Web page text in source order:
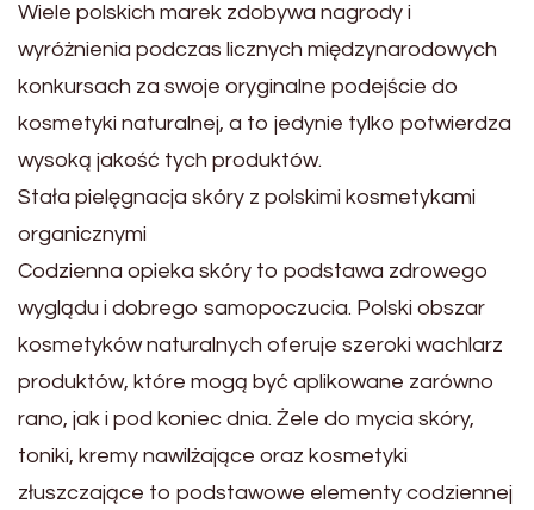
Wiele polskich marek zdobywa nagrody i
wyróżnienia podczas licznych międzynarodowych
konkursach za swoje oryginalne podejście do
kosmetyki naturalnej, a to jedynie tylko potwierdza
wysoką jakość tych produktów.
Stała pielęgnacja skóry z polskimi kosmetykami
organicznymi
Codzienna opieka skóry to podstawa zdrowego
wyglądu i dobrego samopoczucia. Polski obszar
kosmetyków naturalnych oferuje szeroki wachlarz
produktów, które mogą być aplikowane zarówno
rano, jak i pod koniec dnia. Żele do mycia skóry,
toniki, kremy nawilżające oraz kosmetyki
złuszczające to podstawowe elementy codziennej